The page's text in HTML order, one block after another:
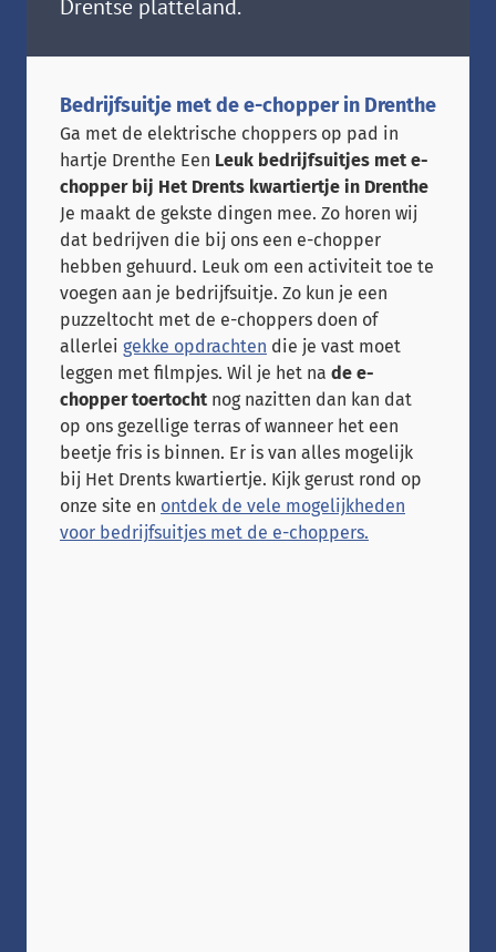
Drentse platteland.
Bedrijfsuitje met de e-chopper in Drenthe
Ga met de elektrische choppers op pad in
hartje Drenthe Een Leuk bedrijfsuitjes met e-
chopper bij Het Drents kwartiertje in Drenthe
Je maakt de gekste dingen mee. Zo horen wij
dat bedrijven die bij ons een e-chopper
hebben gehuurd. Leuk om een activiteit toe te
voegen aan je bedrijfsuitje. Zo kun je een
puzzeltocht met de e-choppers doen of
allerlei gekke opdrachten die je vast moet
leggen met filmpjes. Wil je het na de e-
chopper toertocht nog nazitten dan kan dat
op ons gezellige terras of wanneer het een
beetje fris is binnen. Er is van alles mogelijk
bij Het Drents kwartiertje. Kijk gerust rond op
onze site en ontdek de vele mogelijkheden
voor bedrijfsuitjes met de e-choppers.